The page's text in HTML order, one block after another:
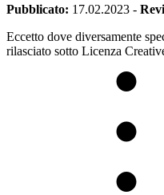
Pubblicato: 17.02.2023 -
Eccetto dove diversamente
rilasciato sotto Licenza